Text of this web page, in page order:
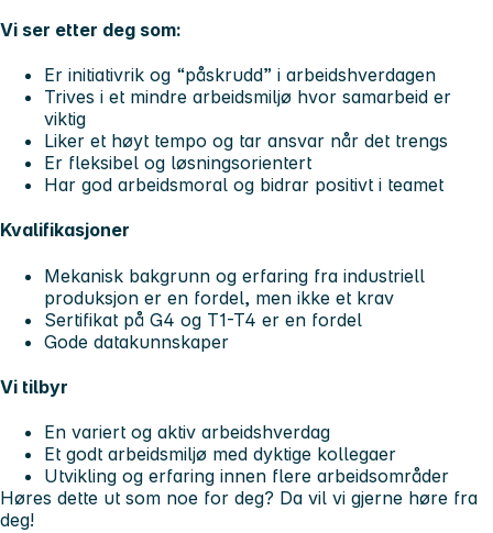
Vi ser etter deg som:
Er initiativrik og “påskrudd” i arbeidshverdagen
Trives i et mindre arbeidsmiljø hvor samarbeid er
viktig
Liker et høyt tempo og tar ansvar når det trengs
Er fleksibel og løsningsorientert
Har god arbeidsmoral og bidrar positivt i teamet
Kvalifikasjoner
Mekanisk bakgrunn og erfaring fra industriell
produksjon er en fordel, men ikke et krav
Sertifikat på G4 og T1-T4 er en fordel
Gode datakunnskaper
Vi tilbyr
En variert og aktiv arbeidshverdag
Et godt arbeidsmiljø med dyktige kollegaer
Utvikling og erfaring innen flere arbeidsområder
Høres dette ut som noe for deg? Da vil vi gjerne høre fra
deg!